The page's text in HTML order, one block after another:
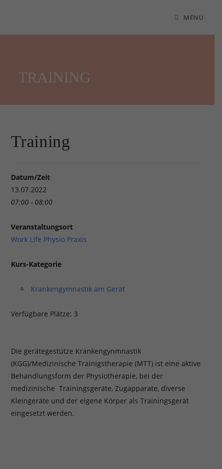
MENÜ
TRAINING
Training
Datum/Zeit
13.07.2022
07:00 - 08:00
Veranstaltungsort
Work Life Physio Praxis
Kurs-Kategorie
Krankengymnastik am Gerät
Verfügbare Plätze: 3
Die gerätegestütze Krankengynmnastik
(KGG)/Medizinische Trainigstherapie (MTT) ist eine aktive
Behandlungsform der Physiotherapie, bei der
medizinische Trainingsgeräte, Zugapparate, diverse
Kleingeräte und der eigene Körper als Trainingsgerät
eingesetzt werden.